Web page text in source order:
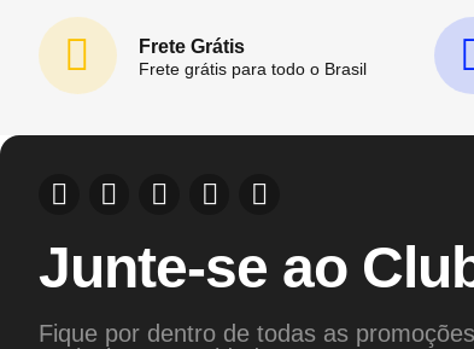
Frete Grátis
Frete grátis para todo o Brasil
Junte-se ao
Fique por dentro de todas as